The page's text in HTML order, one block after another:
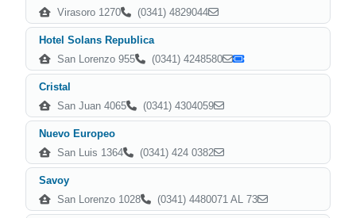
Virasoro 1270
(0341) 4829044
Hotel Solans Republica
San Lorenzo 955
(0341) 4248580
Cristal
San Juan 4065
(0341) 4304059
Nuevo Europeo
San Luis 1364
(0341) 424 0382
Savoy
San Lorenzo 1028
(0341) 4480071 AL 73